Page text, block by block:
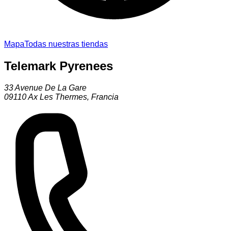
MapaTodas nuestras tiendas
Telemark Pyrenees
33 Avenue De La Gare
09110Ax Les Thermes, Francia